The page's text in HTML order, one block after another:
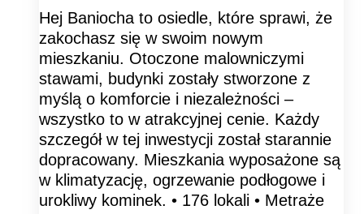
Hej Baniocha to osiedle, które sprawi, że
zakochasz się w swoim nowym
mieszkaniu. Otoczone malowniczymi
stawami, budynki zostały stworzone z
myślą o komforcie i niezależności –
wszystko to w atrakcyjnej cenie. Każdy
szczegół w tej inwestycji został starannie
dopracowany. Mieszkania wyposażone są
w klimatyzację, ogrzewanie podłogowe i
urokliwy kominek. • 176 lokali • Metraże